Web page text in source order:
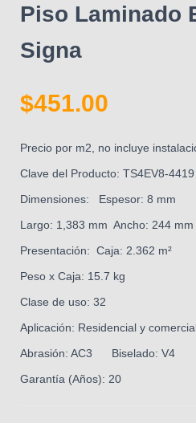
Piso Laminado
Signa
$451.00
Precio por m2, no incluye
Clave del Producto: TS4EV8-4419
Dimensiones: Espesor: 8 mm
Largo: 1,383 mm Ancho: 244 mm
Presentación: Caja: 2.362 m²
Peso x Caja: 15.7 kg
Clase de uso: 32
Aplicación: Residencial y
Abrasión: AC3 Biselado: V4
Garantía (Años): 20